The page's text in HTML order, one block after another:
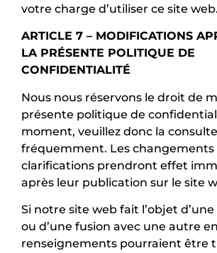
votre charge d’utiliser ce site web.
ARTICLE 7 – MODIFICATIONS
LA PRÉSENTE POLITIQUE DE
CONFIDENTIALITÉ
Nous nous réservons le droit de
présente politique de
moment, veuillez donc la
fréquemment. Les changements
clarifications prendront effet
après leur publication sur le site
Si notre site web fait l’objet
ou d’une fusion avec une autre
renseignements pourraient être